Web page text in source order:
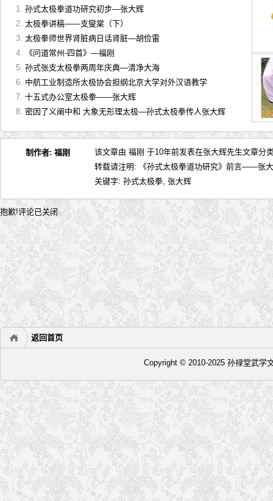
孙式太极拳道功研究初步—张大辉
太极拳讲稿——支燮棠（下）
太极拳师世界肾脏病日话肾脏—胡俭雷
《问道常州-四首》—福刚
孙式张支太极拳两周年庆典—清净大海
中航工业制造所太极协会担纲北京大学对外汉语教学
十五式办公室太极拳——张大辉
密因了义阐中和 大象无形理太极—孙式太极拳传人张大辉
制作者: 福刚 该文章由 福刚 于10年前发表在张大辉先生文章分
转载请注明:
《孙式太极拳道功研究》前言——张
关键字: 孙式太极拳, 张大辉
抱歉!评论已关闭.
返回首页
Copyright © 2010-2025 孙禄堂武